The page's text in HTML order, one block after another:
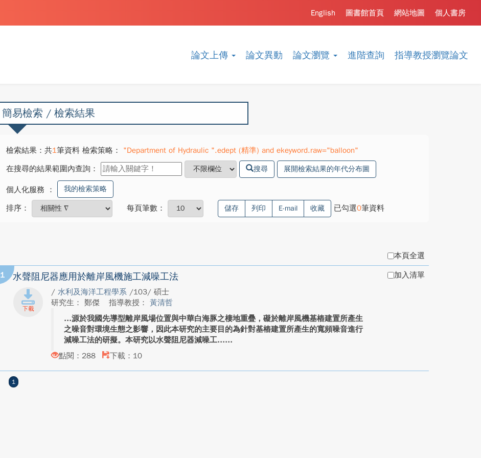
論文上傳 論文異動 論文瀏覽 進階查詢 指導教授瀏覽論文
個人書房
網站地圖
圖書館首頁
English
簡易檢索 / 檢索結果
檢索結果：共1筆資料 檢索策略：
"Department of Hydraulic ".edept (精準) and ekeyword.raw="balloon"
在搜尋的結果範圍內查詢：
搜尋 展開檢索結果的年代分布圖
個人化服務 ： 我的檢索策略
排序： 每頁筆數： 儲存 列印 E-mail 收藏 已勾選0筆資料
本頁全選
1 水聲阻尼器應用於離岸風機施工減噪工法
/ 水利及海洋工程學系 /103/ 碩士
研究生： 鄭傑
指導教授： 黃清哲
源於我國先導型離岸風場位置與中華白海豚之棲地重疊，礙於離岸風機基樁建置所產生
之噪音對環境生態之影響，因此本研究的主要目的為針對基樁建置所產生的寬頻噪音進行
減噪工法的研擬。本研究以水聲阻尼器減噪工...
點閱：288
下載：10
加入清單
1